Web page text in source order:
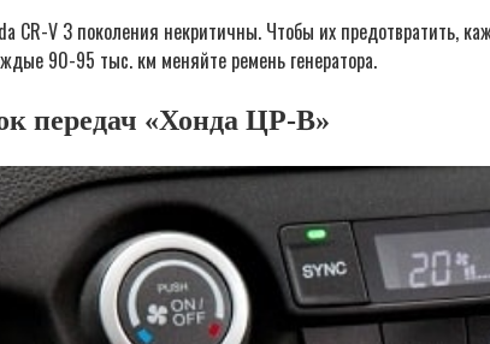
CR-V 3 поколения некритичны. Чтобы их
90-95 тыс. км меняйте ремень генератора.
передач «Хонда ЦР-В»